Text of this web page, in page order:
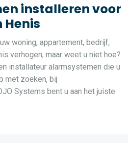
installeren voor
Henis
woning, appartement, bedrijf,
verhogen, maar weet u niet hoe?
installateur alarmsystemen die u
met zoeken, bij
Systems bent u aan het juiste